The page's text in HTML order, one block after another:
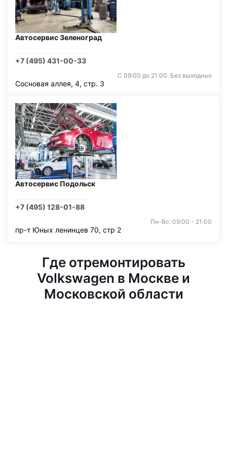
Автосервис Зеленоград
+7 (495) 431-00-33
С 09:00 до 21:00. Без выходных
Сосновая аллея, 4, стр. 3
Автосервис Подольск
+7 (495) 128-01-88
Пн-Вс: 09:00 - 21:00
пр-т Юных ленинцев 70, стр 2
Где отремонтировать
Volkswagen в Москве и
Московской области